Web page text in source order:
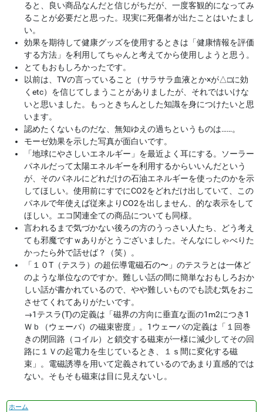
ると、良い商品なんだと信じがちだが、一度客観的になってみ
ることが必要だと思った。現実に死傷者が出たことはいたまし
い。
効果を期待して健康グッズを使用するときは「健康情報を評価
する方法」を利用してちゃんと考えてから使用しようと思う。
とてもおもしろかったです。
以前は、TVの言っていること（サラサラ血液とか×が△□に効
くetc）を信じてしまうことがありましたが、それではいけな
いと思いました。もっときちんとした知識を身につけたいと思
います。
認めたくないものだな、無知ゆえの過ちというものは……。
モーゼ効果を示した写真が面白いです。
「地球にやさしいエネルギー」を最近よく耳にする。ソーラー
パネルだって太陽エネルギーを利用するからいいんだという
が、そのパネルにどれだけの石油エネルギーを使ったのかを示
してほしい。使用前にすでにCO2をどれだけ出していて、この
パネルで年使えば従来よりCO2を出しません、的な表示をして
ほしい。エコ関連全ての商品についても同様。
言われるまで気づかない後ろの方のうっさい人たち、どう考え
ても邪魔ですｗありがとうございました。そんなにしゃべりた
かったら外で話せば？（笑）。
「１０T（テスラ）の超伝導電磁石の〜」のテスラとは一体ど
のような単位なのですか。難しい話の間に簡単なおもしろおか
しい話が書かれているので、やや難しいものでも読む気をおこ
させてくれてありがたいです。
→1テスラ(T)の定義は「磁界の方向に垂直な面の1m2につき1
Ｗｂ（ウェーバ）の磁束密度」。1ウェーバの定義は「１回巻
きの閉回路（コイル）と鎖交する磁束が一様に減少してその回
路に１Ｖの起電力を生じているとき、１ｓ間に変化する磁
束」。電磁誘導を用いて定義されているのであまり直感的では
ない。そもそも磁束は目に見えないし。
ナ
ホーム